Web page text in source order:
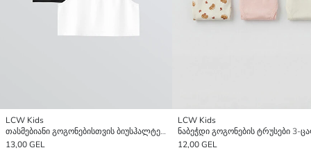
LCW Kids
თასმებიანი გოგონებისთვის ბიუსჰალტერი 2 შეკვრა
13,00 GEL
LCW Kids
12,00 GEL